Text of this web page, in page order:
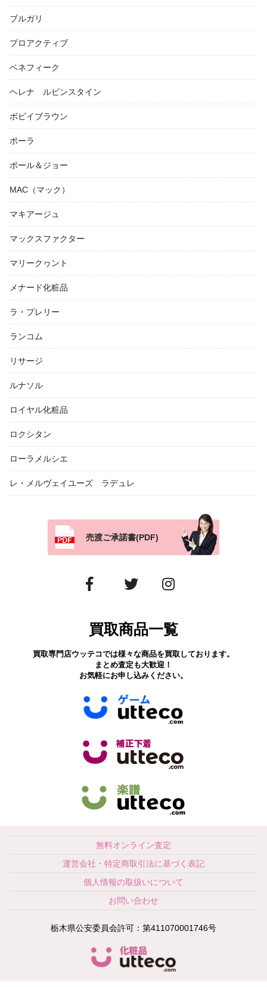
ブルガリ
プロアクティブ
ベネフィーク
ヘレナ ルビンスタイン
ボビイブラウン
ポーラ
ポール＆ジョー
MAC（マック）
マキアージュ
マックスファクター
マリークヮント
メナード化粧品
ラ・プレリー
ランコム
リサージ
ルナソル
ロイヤル化粧品
ロクシタン
ローラメルシエ
レ・メルヴェイユーズ ラデュレ
売渡ご承諾書(PDF)
買取商品一覧
買取専門店ウッテコでは様々な商品を買取しております。
まとめ査定も大歓迎！
お気軽にお申し込みください。
無料オンライン査定
運営会社・特定商取引法に基づく表記
個人情報の取扱いについて
お問い合わせ
栃木県公安委員会許可：第411070001746号